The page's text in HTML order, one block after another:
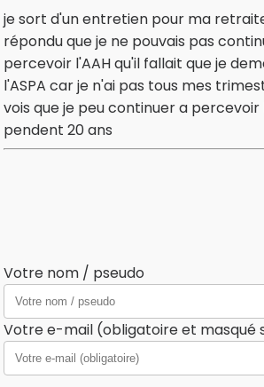
je sort d'un entretien pour ma
répondu que je ne pouvais pas
percevoir l'AAH qu'il fallait que je
l'ASPA car je n'ai pas tous mes
vois que je peu continuer a percevoir
pendent 20 ans
Votre nom / pseudo
Votre e-mail (obligatoire et masqué